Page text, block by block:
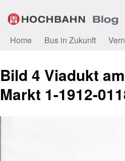
Inhalt
Home Bus in Zukunft
Bild 4 Viadukt
Markt 1-1912-